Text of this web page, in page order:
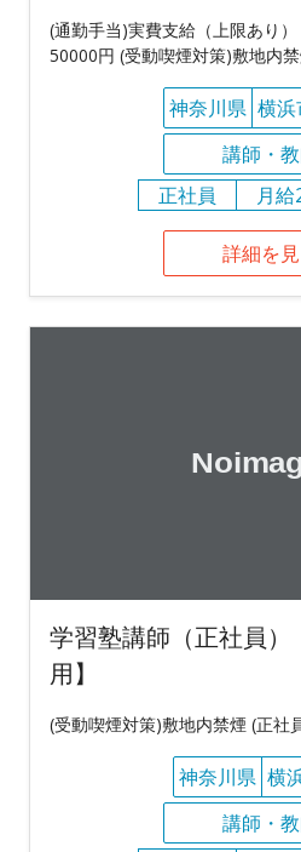
(通勤手当)実費支給（上限あり
50000円 (受動喫煙対策)敷地内
神奈川県 横浜
講師・
正社員
月
詳細を
学習塾講師（正社員）
用】
(受動喫煙対策)敷地内禁煙 (正社
神奈川県 横
講師・